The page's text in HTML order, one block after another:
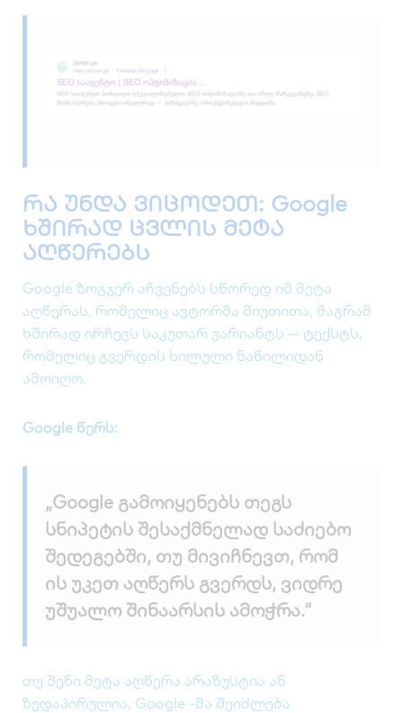
რა უნდა ვიცოდეთ: Google
ხშირად ცვლის მეტა
აღწერებს
Google ზოგჯერ აჩვენებს სწორედ იმ მეტა
აღწერას, რომელიც ავტორმა მიუთითა, მაგრამ
ხშირად ირჩევს საკუთარ ვარიანტს — ტექსტს,
რომელიც გვერდის ხილული ნაწილიდან
ამოიღო.
Google წერს:
„Google გამოიყენებს თეგს
სნიპეტის შესაქმნელად საძიებო
შედეგებში, თუ მივიჩნევთ, რომ
ის უკეთ აღწერს გვერდს, ვიდრე
უშუალო შინაარსის ამოჭრა.“
თუ შენი მეტა აღწერა არაზუსტია ან
ზედაპირულია, Google -მა შეიძლება